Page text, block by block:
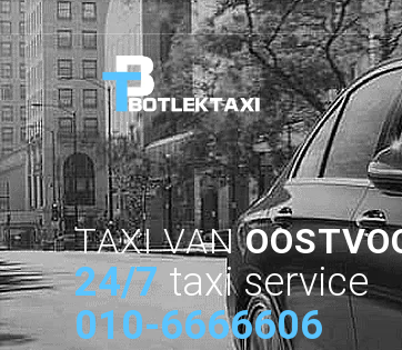
TAXI VAN
24/7 taxi service
010-6666606